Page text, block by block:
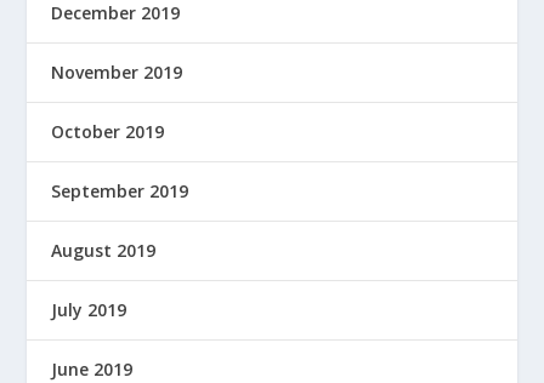
December 2019
November 2019
October 2019
September 2019
August 2019
July 2019
June 2019